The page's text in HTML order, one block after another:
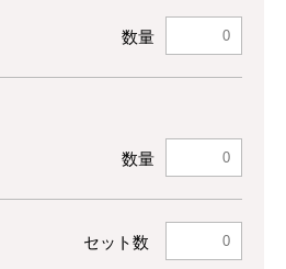
数量
数量
セット数